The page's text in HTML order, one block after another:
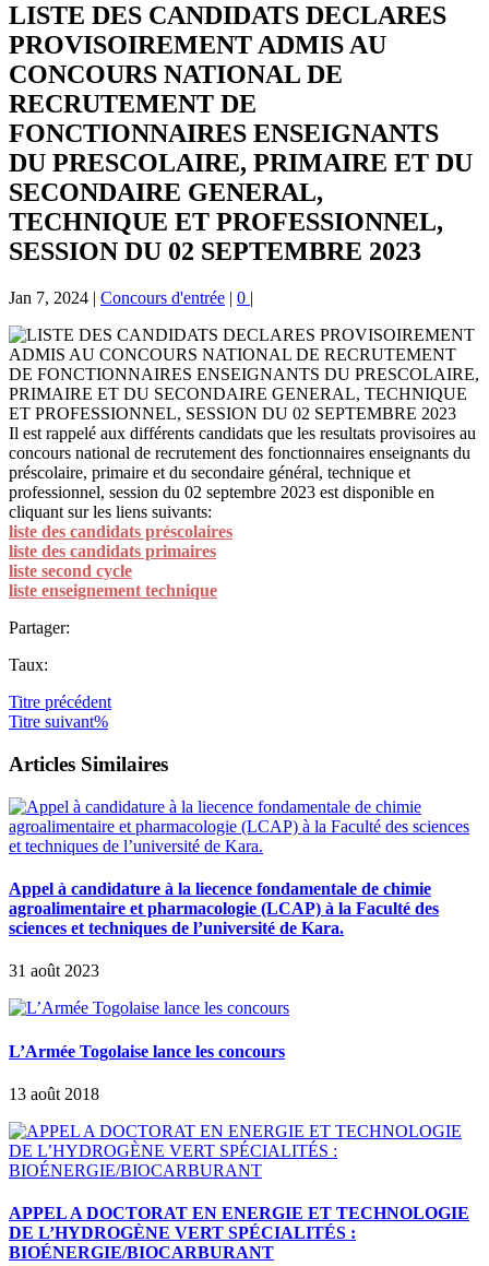
LISTE DES CANDIDATS DECLARES
PROVISOIREMENT ADMIS AU
CONCOURS NATIONAL DE
RECRUTEMENT DE
FONCTIONNAIRES ENSEIGNANTS
DU PRESCOLAIRE, PRIMAIRE ET DU
SECONDAIRE GENERAL,
TECHNIQUE ET PROFESSIONNEL,
SESSION DU 02 SEPTEMBRE 2023
Jan 7, 2024 | Concours d'entrée | 0 |
Il est rappelé aux différents candidats que les resultats provisoires au
concours national de recrutement des fonctionnaires enseignants du
préscolaire, primaire et du secondaire général, technique et
professionnel, session du 02 septembre 2023 est disponible en
cliquant sur les liens suivants:
liste des candidats préscolaires
liste des candidats primaires
liste second cycle
liste enseignement technique
Partager:
Taux:
Titre précédent
Titre suivant%
Articles Similaires
Appel à candidature à la liecence fondamentale de chimie
agroalimentaire et pharmacologie (LCAP) à la Faculté des
sciences et techniques de l’université de Kara.
31 août 2023
L’Armée Togolaise lance les concours
13 août 2018
APPEL A DOCTORAT EN ENERGIE ET TECHNOLOGIE
DE L’HYDROGÈNE VERT SPÉCIALITÉS :
BIOÉNERGIE/BIOCARBURANT